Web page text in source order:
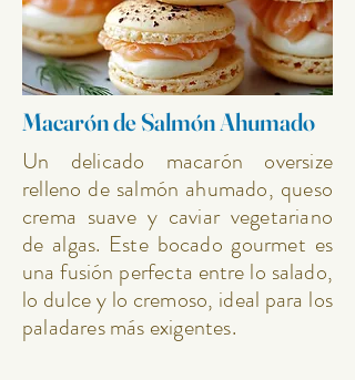
Macarón de Salmón Ahumado
Un delicado macarón oversize
relleno de salmón ahumado, queso
crema suave y caviar vegetariano
de algas. Este bocado gourmet es
una fusión perfecta entre lo salado,
lo dulce y lo cremoso, ideal para los
paladares más exigentes.